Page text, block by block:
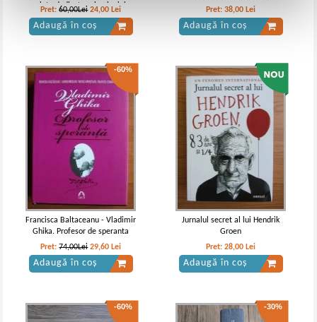
viata dedicata arheologiei
Pret:60,00Lei 24,00 Lei
Adaugă în coș
Pret:38,00 Lei
Adaugă în coș
-60%
Francisca Baltaceanu - Vladimir
Ghika. Profesor de speranta
Pret:74,00Lei 29,60 Lei
Adaugă în coș
Jurnalul secret al lui Hendrik
Groen
Pret:28,00 Lei
Adaugă în coș
-60% -30%